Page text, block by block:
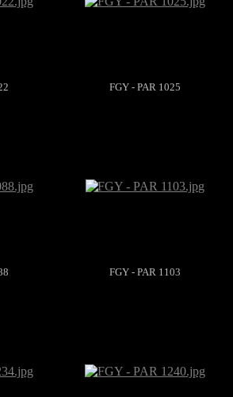
FGY - PAR 1025
FGY - PAR 1103